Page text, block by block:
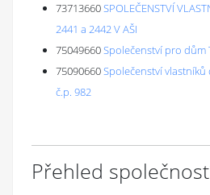
73713660SPOLEČENSTVÍ
2441 a 2442 V AŠI
75049660Společenství pro dům
75090660Společenství vlastníků
č.p. 982
Přehled